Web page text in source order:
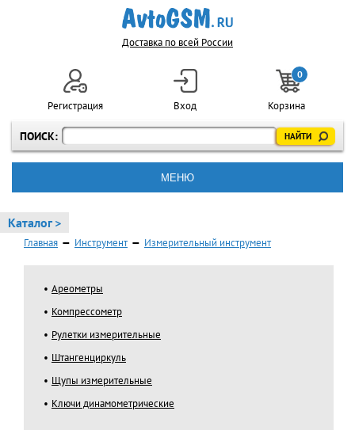
Доставка по всей России
ПОИСК:
Регистрация Вход
0
Корзина
МЕНЮ
Каталог >
Главная — Инструмент — Измерительный инструмент
Ареометры
Компрессометр
Рулетки измерительные
Штангенциркуль
Щупы измерительные
Ключи динамометрические